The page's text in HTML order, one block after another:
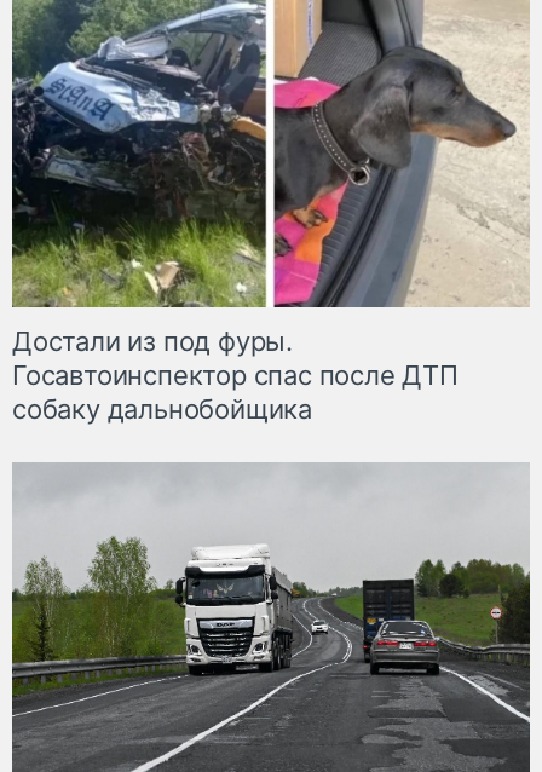
Достали из под фуры.
Госавтоинспектор спас после ДТП
собаку дальнобойщика